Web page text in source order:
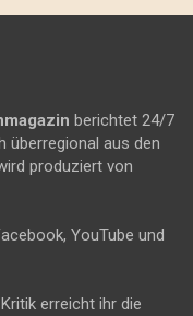
berichtet 24/7
überregional aus den
produziert von
YouTube und
erreicht ihr die